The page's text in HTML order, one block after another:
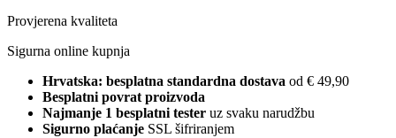
Provjerena kvaliteta
Sigurna online kupnja
Hrvatska: besplatna standardna dostava od € 49,90
Besplatni povrat proizvoda
Najmanje 1 besplatni tester uz svaku narudžbu
Sigurno plaćanje SSL šifriranjem